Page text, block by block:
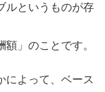
ルというものが存
」のことです。
によって、ベース